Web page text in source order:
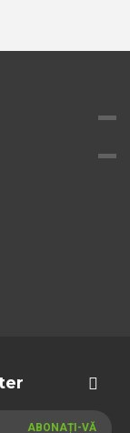
ABONAȚI-VĂ